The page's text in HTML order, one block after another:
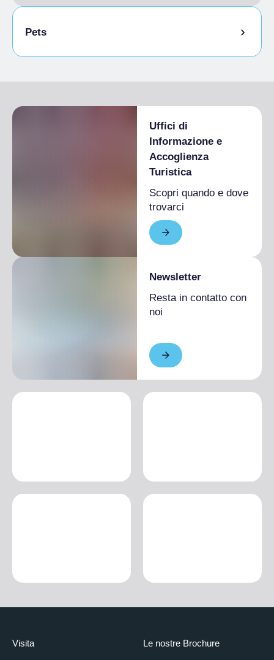
Pets
Spazio esterno per animali domestici
Uffici di
Informazione e
Accoglienza
Turistica
Scopri quando e dove
trovarci
Newsletter
Resta in contatto con
noi
Visita Le nostre Brochure